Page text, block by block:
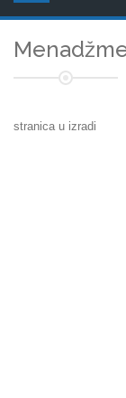
stranica u izradi